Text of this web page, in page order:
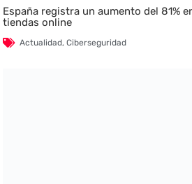
España registra un aumento del 81%
tiendas online
Actualidad,Ciberseguridad